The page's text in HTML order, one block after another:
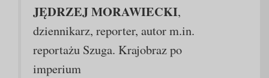
JĘDRZEJ MORAWIECKI,
dziennikarz, reporter, autor m.in.
reportażu Szuga. Krajobraz po
imperium